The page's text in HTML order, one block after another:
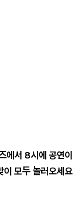
8시에 공연이
모두 놀러오세요